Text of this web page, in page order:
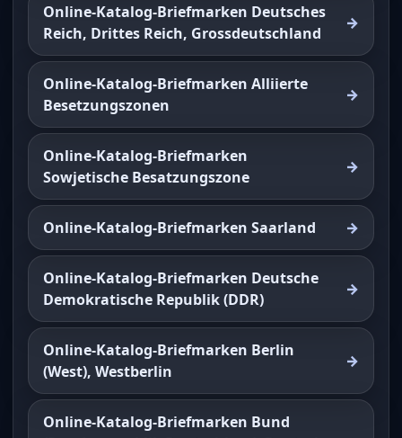
Online-Katalog-Briefmarken Deutsches
Reich, Drittes Reich, Grossdeutschland
Online-Katalog-Briefmarken Alliierte
Besetzungszonen
Online-Katalog-Briefmarken
Sowjetische Besatzungszone
Online-Katalog-Briefmarken Saarland
Online-Katalog-Briefmarken Deutsche
Demokratische Republik (DDR)
Online-Katalog-Briefmarken Berlin
(West), Westberlin
Online-Katalog-Briefmarken Bund